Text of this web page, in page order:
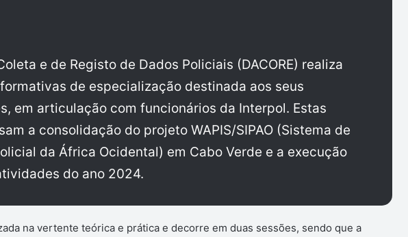
e de Registo de Dados Policiais (DACORE) realiza
de especialização destinada aos seus
em articulação com funcionários da Interpol. Estas
a consolidação do projeto WAPIS/SIPAO (Sistema de
da África Ocidental) em Cabo Verde e a execução
do ano 2024.
na vertente teórica e prática e decorre em duas sessões, sendo que a